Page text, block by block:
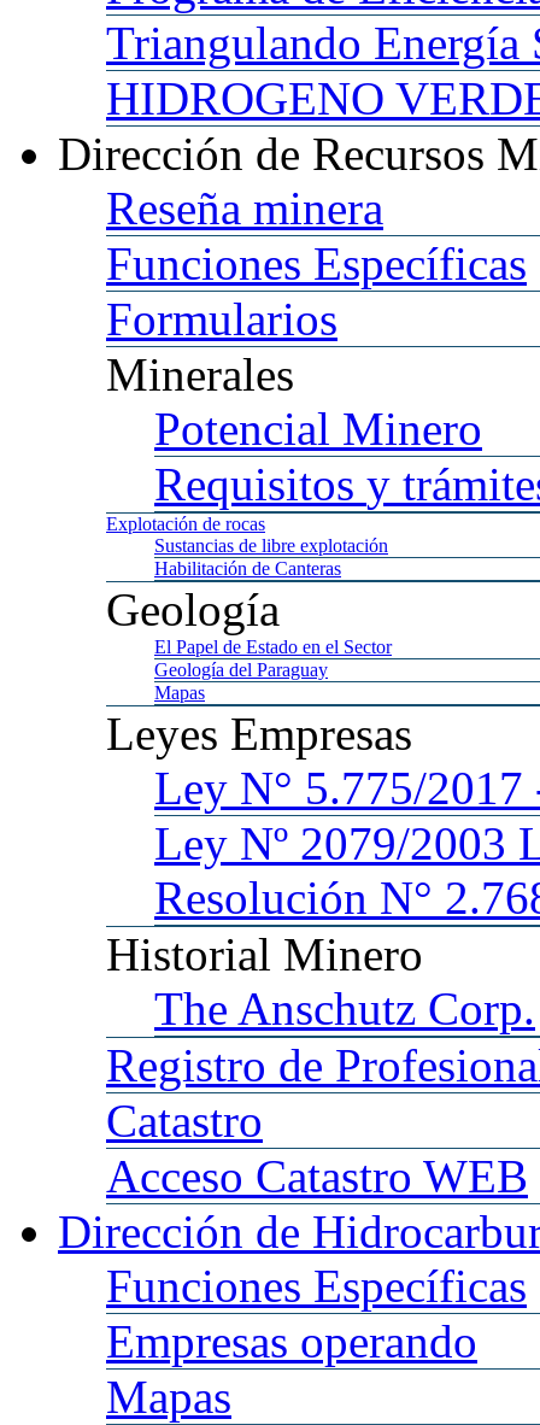
Triangulando Energía
HIDROGENO
Dirección de Recursos
Reseña minera
Funciones Específicas
Formularios
Minerales
Potencial Minero
Requisitos y
Explotación de rocas
Sustancias de libre explotación
Habilitación de Canteras
Geología
El Papel de Estado en el Sector
Geología del Paraguay
Mapas
Leyes Empresas
Ley N° 5.775/
Ley Nº 2079/2003
Resolución N°
Historial Minero
The Anschutz Corp.
Registro de
Catastro
Acceso Catastro WEB
Dirección de
Funciones Específicas
Empresas operando
Mapas